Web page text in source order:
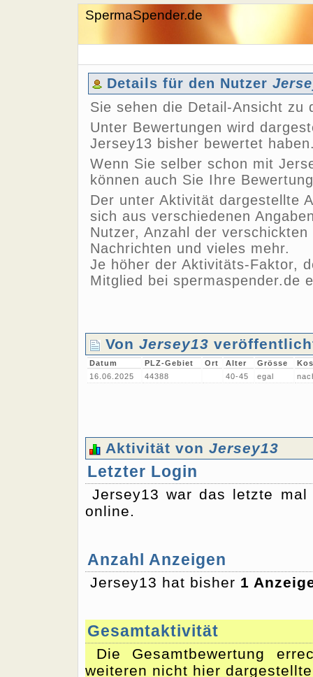
SpermaSpender.de
Details für den Nutzer
Sie sehen die Detail-Ansicht zu
Unter Bewertungen wird
Jersey13 bisher bewertet
Wenn Sie selber schon mit
können auch Sie Ihre
Der unter Aktivität dargestellte
sich aus verschiedenen
Nutzer, Anzahl der
Nachrichten und vieles mehr.
Je höher der Aktivitäts-Faktor,
Mitglied bei spermaspender.de
Von Jersey13
Datum PLZ-Gebiet Ort Alter Grösse
16.06.2025
44388 40-45 egal
Aktivität von Jersey13
Letzter Login
Jersey13 war das letzte
online.
Anzahl Anzeigen
Jersey13 hat bisher 1
Gesamtaktivität
Die Gesamtbewertung
weiteren nicht hier